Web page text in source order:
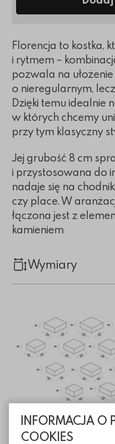
INFORMACJA O
COOKIES
Florencja to kostka,
i rytmem –
pozwala na
o nieregularnym,
Dzięki temu idealnie
w których chcemy
przy tym klasyczny
Jej grubość 8 cm
i przystosowana do
nadaje się na
czy place. W
łączona jest z
kamieniem
Wymiary